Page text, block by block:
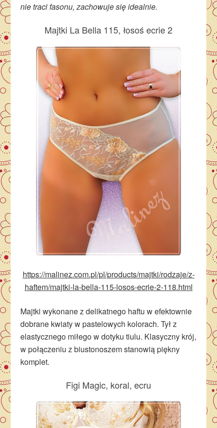
nie traci fasonu, zachowuje się idealnie.
Majtki La Bella 115, łosoś ecrie 2
https://malinez.com.pl/pl/products/majtki/rodzaje/z-
haftem/majtki-la-bella-115-losos-ecrie-2-118.html
Majtki wykonane z delikatnego haftu w efektownie
dobrane kwiaty w pastelowych kolorach. Tył z
elastycznego miłego w dotyku tiulu. Klasyczny krój,
w połączeniu z biustonoszem stanowią piękny
komplet.
Figi Magic, koral, ecru